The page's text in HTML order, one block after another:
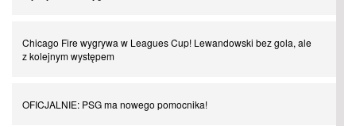
Manchester United. Czy magik z Holandii odczaruje przeklętą
drużynę?
Puyol i Piqué. Piłkarskie duety, za którymi tęsknimy. Część III
Chicago Fire wygrywa w Leagues Cup! Lewandowski bez gola, ale
z kolejnym występem
OFICJALNIE: PSG ma nowego pomocnika!